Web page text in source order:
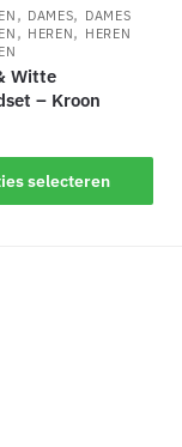
, DAMES, DAMES
, HEREN, HEREN
Witte
– Kroon
selecteren